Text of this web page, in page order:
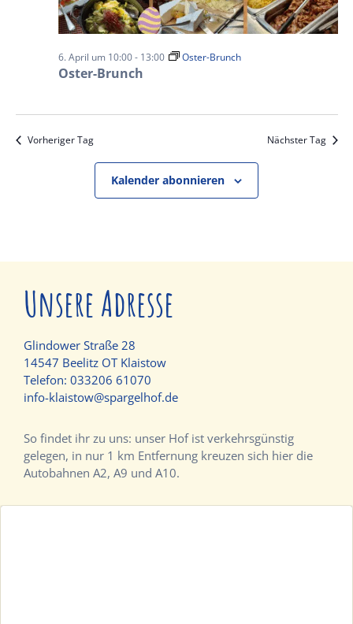
Oster-Brunch
6. April um 10:00- 13:00 Oster-Brunch
Vorheriger Tag Nächster Tag
Kalender abonnieren
Unsere Adresse
Glindower Straße 28
14547 Beelitz OT Klaistow
Telefon: 033206 61070
info-klaistow@spargelhof.de
So findet ihr zu uns: unser Hof ist verkehrsgünstig
gelegen, in nur 1 km Entfernung kreuzen sich hier die
Autobahnen A2, A9 und A10.